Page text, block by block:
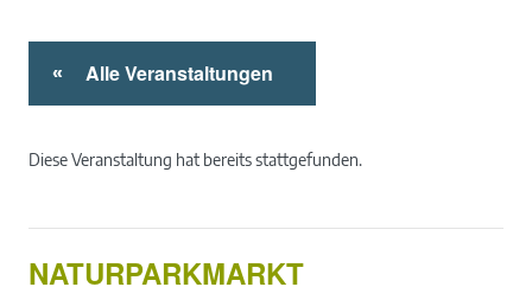
« Alle Veranstaltungen
Diese Veranstaltung hat bereits stattgefunden.
NATURPARKMARKT